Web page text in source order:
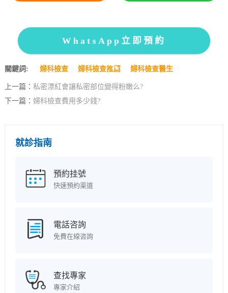
WhatsApp立即預約
關鍵詞: 婦科檢查 婦科檢查推薦 婦科檢查醫生
上一篇： 私密漂紅會讓私密部位變得粉嫩么?
下一篇： 婦科檢查費用多少錢?
就診指南
預約挂號
快速預約渠道
電話咨詢
免費在線咨詢
查找專家
專家介紹